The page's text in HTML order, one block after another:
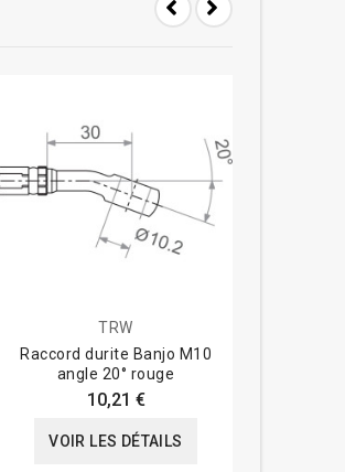
TRW
Raccord durite Banjo M10
angle 20° rouge
10,21 €
VOIR LES DÉTAILS